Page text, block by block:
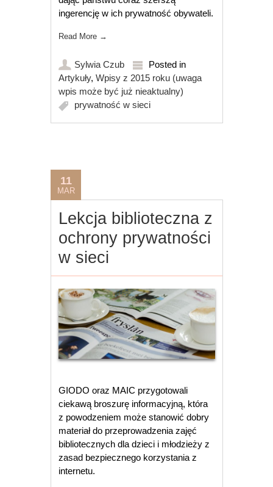
ingerencję w ich prywatność obywateli.
Read More →
Sylwia Czub
Posted in
Artykuły,Wpisy z 2015 roku (uwaga
wpis może być już nieaktualny)
prywatność w sieci
11
MAR
Lekcja biblioteczna z
ochrony prywatności
w sieci
GIODO oraz MAIC przygotowali
ciekawą broszurę informacyjną, która
z powodzeniem może stanowić dobry
materiał do przeprowadzenia zajęć
bibliotecznych dla dzieci i młodzieży z
zasad bezpiecznego korzystania z
internetu.